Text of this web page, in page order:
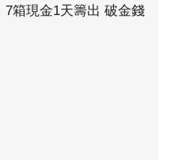
7箱現金1天籌出 破金錢